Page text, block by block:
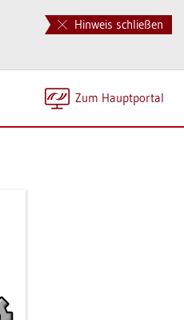
Hinweis schließen
Zum Haupt­por­tal